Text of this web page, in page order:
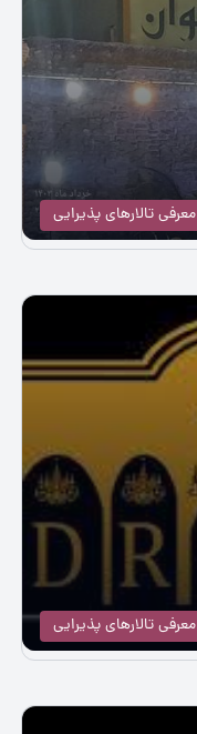
معرفی تالارهای پذیرایی
معرفی تالارهای پذیرایی